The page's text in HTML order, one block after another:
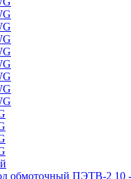
обмоточный ПЭТВ-2 10